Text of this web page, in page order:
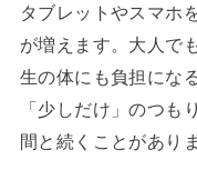
タブレットやスマホ
が増えます。大人で
生の体にも負担にな
「少しだけ」のつも
間と続くことがあり